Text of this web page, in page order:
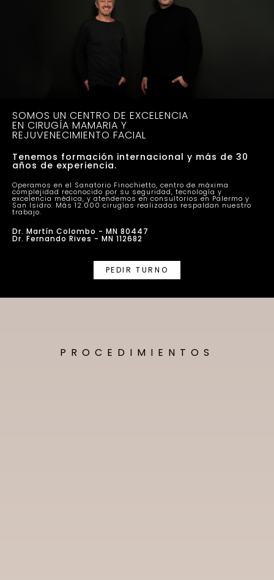
SOMOS UN CENTRO DE EXCELENCIA
EN CIRUGÍA MAMARIA Y
REJUVENECIMIENTO FACIAL
Tenemos formación internacional y más de 30
años de experiencia.
Operamos en el Sanatorio Finochietto, centro de máxima
complejidad reconocido por su seguridad, tecnología y
excelencia médica, y atendemos en consultorios en Palermo y
San Isidro. Más 12.000 cirugías realizadas respaldan nuestro
trabajo.
Dr. Martín Colombo - MN 80447
Dr. Fernando Rives - MN 112682
PEDIR TURNO
PROCEDIMIENTOS